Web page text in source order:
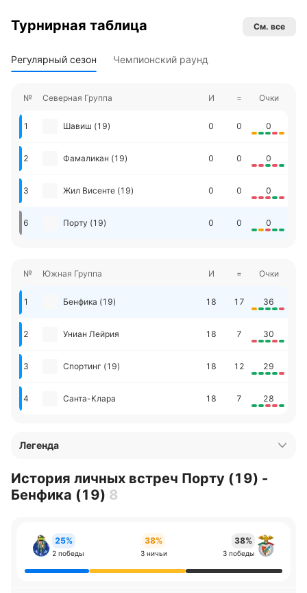
Турнирная таблица См. все
Регулярный сезон Чемпионский раунд
№ Северная Группа И = Очки
1 Шавиш (19) 0 0 0
2 Фамаликан (19) 0 0 0
3 Жил Висенте (19) 0 0 0
6 Порту (19) 0 0 0
№ Южная Группа И = Очки
1 Бенфика (19) 18 17 36
2 Униан Лейрия 18 7 30
3 Спортинг (19) 18 12 29
4 Санта-Клара 18 7 28
Легенда
История личных встреч Порту (19) -
Бенфика (19) 8
25%
2 победы
38%
3 ничьи
38%
3 победы